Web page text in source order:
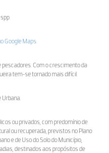
Google Maps
pescadores. Com o crescimento da
tem-se tornado mais difícil.
Urbana.
ou privados, com predomínio de
ou recuperada, previstos no Plano
e de Uso do Solo do Município,
destinados aos propósitos de